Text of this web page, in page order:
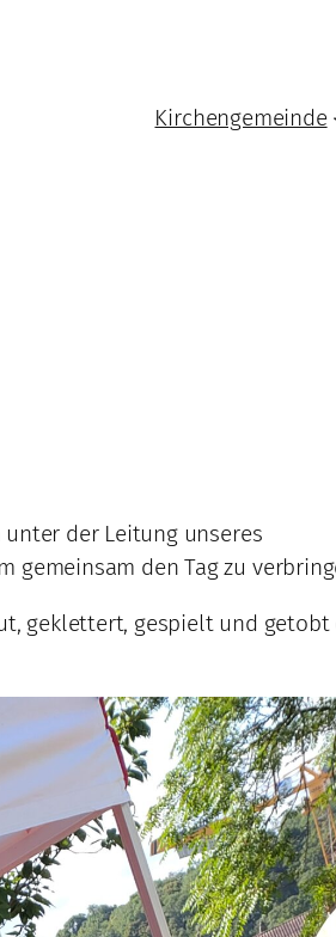
Kirchengemeinde
der Leitung unseres
gemeinsam den Tag zu
geklettert, gespielt und getobt